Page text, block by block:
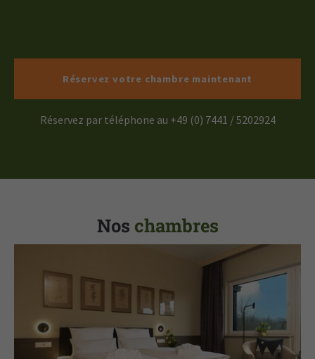
Réservez votre chambre maintenant
Réservez par téléphone au +49 (0) 7441 / 5202924
Nos chambres